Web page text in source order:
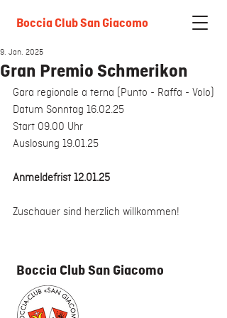
Boccia Club San Giacomo
Gran Premio Schmerikon
9. Jan. 2025
Gara regionale a terna (Punto - Raffa - Volo)
Datum Sonntag 16.02.25
Start 09.00 Uhr
Auslosung 19.01.25
Anmeldefrist 12.01.25
Zuschauer sind herzlich willkommen!
Boccia Club San Giacomo